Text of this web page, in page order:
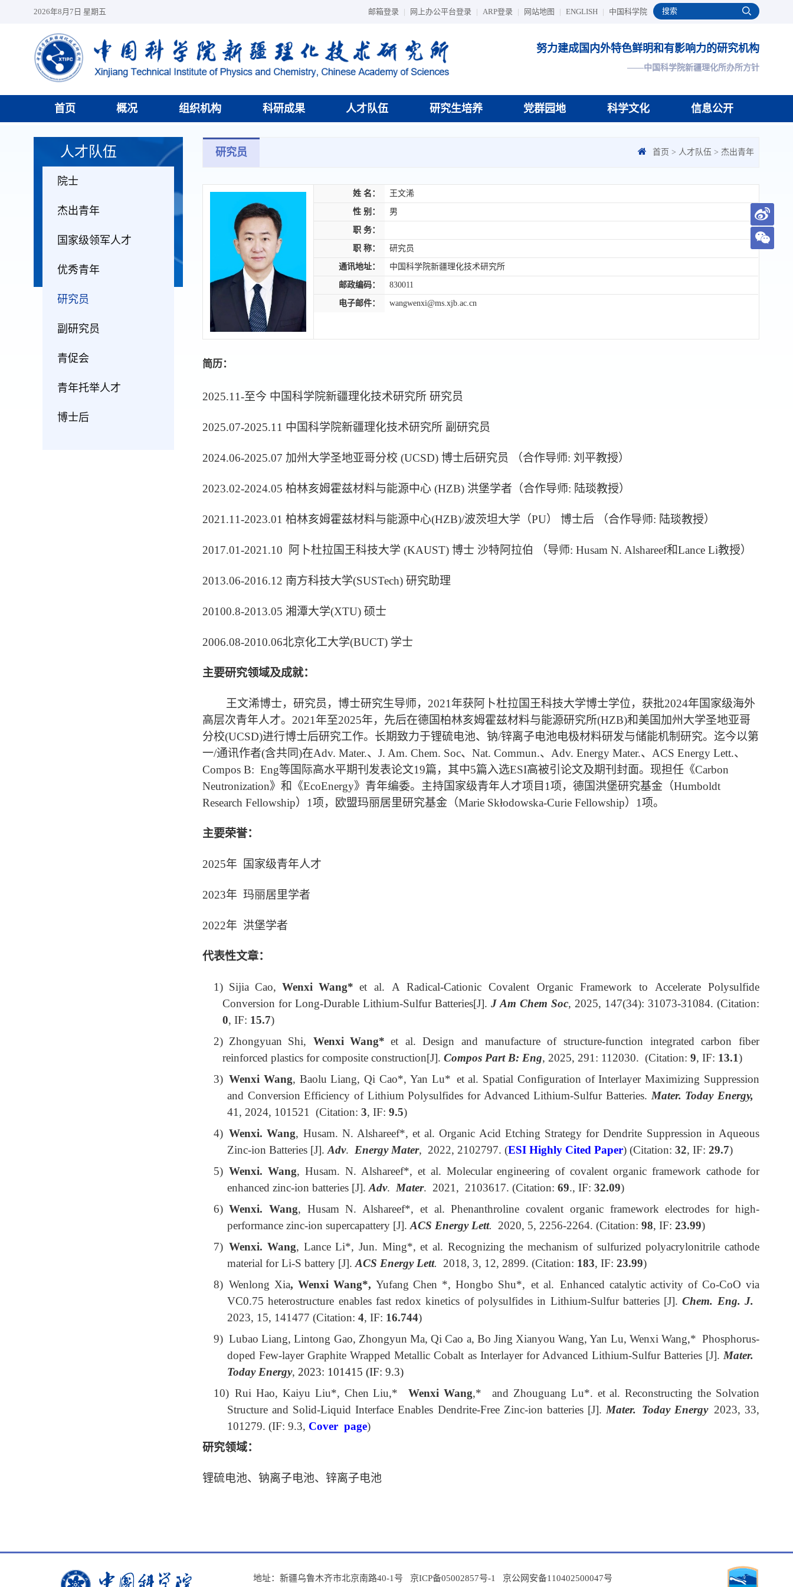
2026年8月7日 星期五 邮箱登录 | 网上办公平台登录 | ARP登录 | 网站地图 | ENGLISH | 中国科学院
努力建成国内外特色鲜明和有影响力的研究机构
——中国科学院新疆理化所办所方针
首页 概况 组织机构 科研成果 人才队伍 研究生培养 党群园地 科学文化 信息公开
人才队伍
院士
杰出青年
国家级领军人才
优秀青年
研究员
副研究员
青促会
青年托举人才
博士后
研究员 首页 > 人才队伍 > 杰出青年
姓 名： 王文浠
性 别： 男
职 务：
职 称： 研究员
通讯地址： 中国科学院新疆理化技术研究所
邮政编码： 830011
电子邮件： wangwenxi@ms.xjb.ac.cn
简历：
2025.11-至今 中国科学院新疆理化技术研究所 研究员
2025.07-2025.11 中国科学院新疆理化技术研究所 副研究员
2024.06-2025.07 加州大学圣地亚哥分校 (UCSD) 博士后研究员 （合作导师: 刘平教授）
2023.02-2024.05 柏林亥姆霍兹材料与能源中心 (HZB) 洪堡学者（合作导师: 陆琰教授）
2021.11-2023.01 柏林亥姆霍兹材料与能源中心(HZB)/波茨坦大学（PU） 博士后 （合作导师: 陆琰教授）
2017.01-2021.10 阿卜杜拉国王科技大学 (KAUST) 博士 沙特阿拉伯 （导师: Husam N. Alshareef和Lance Li教授）
2013.06-2016.12 南方科技大学(SUSTech) 研究助理
20100.8-2013.05 湘潭大学(XTU) 硕士
2006.08-2010.06北京化工大学(BUCT) 学士
主要研究领域及成就：
王文浠博士，研究员，博士研究生导师，2021年获阿卜杜拉国王科技大学博士学位，获批2024年国家级海外
高层次青年人才。2021年至2025年，先后在德国柏林亥姆霍兹材料与能源研究所(HZB)和美国加州大学圣地亚哥
分校(UCSD)进行博士后研究工作。长期致力于锂硫电池、钠/锌离子电池电极材料研发与储能机制研究。迄今以第
一/通讯作者(含共同)在Adv. Mater.、J. Am. Chem. Soc、Nat. Commun.、Adv. Energy Mater.、ACS Energy Lett.、
Compos B: Eng等国际高水平期刊发表论文19篇，其中5篇入选ESI高被引论文及期刊封面。现担任《Carbon
Neutronization》和《EcoEnergy》青年编委。主持国家级青年人才项目1项，德国洪堡研究基金（Humboldt
Research Fellowship）1项，欧盟玛丽居里研究基金（Marie Skłodowska-Curie Fellowship）1项。
主要荣誉：
2025年 国家级青年人才
2023年 玛丽居里学者
2022年 洪堡学者
代表性文章：
1) Sijia Cao,Wenxi Wang* et al. A Radical-Cationic Covalent Organic Framework to Accelerate Polysulfide
Conversion for Long-Durable Lithium-Sulfur Batteries[J].J Am Chem Soc, 2025, 147(34): 31073-31084. (Citation:
0, IF: 15.7)
2) Zhongyuan Shi, Wenxi Wang* et al. Design and manufacture of structure-function integrated carbon fiber
reinforced plastics for composite construction[J].Compos Part B: Eng, 2025, 291: 112030. (Citation:9, IF: 13.1)
3)Wenxi Wang, Baolu Liang, Qi Cao*, Yan Lu* et al. Spatial Configuration of Interlayer Maximizing Suppression
and Conversion Efficiency of Lithium Polysulfides for Advanced Lithium-Sulfur Batteries. Mater. Today Energy,
41, 2024, 101521 (Citation:3, IF:9.5)
4)Wenxi. Wang, Husam. N. Alshareef*, et al. Organic Acid Etching Strategy for Dendrite Suppression in Aqueous
Zinc-ion Batteries [J].Adv. Energy Mater, 2022, 2102797. (ESI Highly Cited Paper) (Citation:32, IF:29.7)
5)Wenxi. Wang, Husam. N. Alshareef*, et al. Molecular engineering of covalent organic framework cathode for
enhanced zinc-ion batteries [J].Adv. Mater. 2021, 2103617. (Citation:69., IF:32.09)
6)Wenxi. Wang, Husam N. Alshareef*, et al. Phenanthroline covalent organic framework electrodes for high-
performance zinc-ion supercapattery [J].ACS Energy Lett. 2020, 5, 2256-2264. (Citation:98, IF:23.99)
7)Wenxi. Wang, Lance Li*, Jun. Ming*, et al. Recognizing the mechanism of sulfurized polyacrylonitrile cathode
material for Li-S battery [J].ACS Energy Lett. 2018, 3, 12, 2899. (Citation: 183, IF:23.99)
8)Wenlong Xia, Wenxi Wang*, Yufang Chen *, Hongbo Shu*, et al. Enhanced catalytic activity of Co-CoO via
VC0.75 heterostructure enables fast redox kinetics of polysulfides in Lithium-Sulfur batteries [J].Chem. Eng. J.
2023, 15, 141477 (Citation:4, IF: 16.744)
9)Lubao Liang, Lintong Gao, Zhongyun Ma, Qi Cao a, Bo Jing Xianyou Wang, Yan Lu, Wenxi Wang,* Phosphorus-
doped Few-layer Graphite Wrapped Metallic Cobalt as Interlayer for Advanced Lithium-Sulfur Batteries [J]. Mater.
Today Energy, 2023: 101415 (IF: 9.3)
10) Rui Hao, Kaiyu Liu*, Chen Liu,*Wenxi Wang,* and Zhouguang Lu*. et al. Reconstructing the Solvation
Structure and Solid-Liquid Interface Enables Dendrite-Free Zinc-ion batteries [J]. Mater. Today Energy2023, 33,
101279. (IF: 9.3, Cover page)
研究领域：
锂硫电池、钠离子电池、锌离子电池
地址：新疆乌鲁木齐市北京南路40-1号 京ICP备05002857号-1 京公网安备110402500047号